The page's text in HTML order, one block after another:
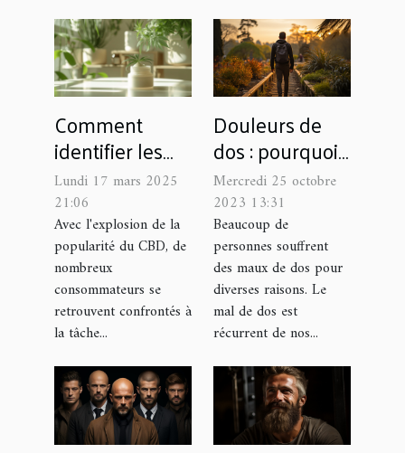
Comment
identifier les
sites fiables
pour acheter
du CBD à bas
prix
Lundi 17 mars 2025
21:06
Avec l'explosion de la
popularité du CBD, de
nombreux
consommateurs se
retrouvent confrontés à
la tâche...
Douleurs de
dos : pourquoi
opter pour
l’ostéopathie ?
Mercredi 25 octobre
2023 13:31
Beaucoup de
personnes souffrent
des maux de dos pour
diverses raisons. Le
mal de dos est
récurrent de nos...